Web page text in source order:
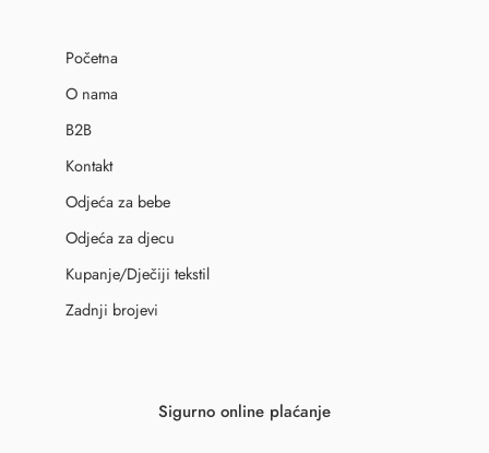
Početna
O nama
B2B
Kontakt
Odjeća za bebe
Odjeća za djecu
Kupanje/Dječiji tekstil
Zadnji brojevi
Sigurno online plaćanje